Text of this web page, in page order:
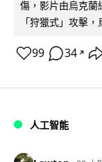
傷，影片由烏克蘭
「狩獵式」攻擊
99 34 ↗
人工智能